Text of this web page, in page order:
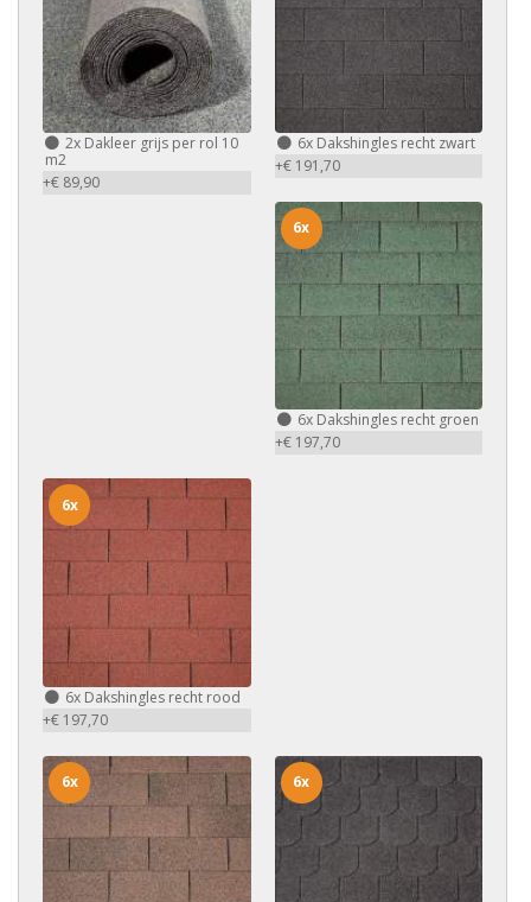
2x Dakleer grijs per rol 10
m2
+€ 89,90
6xDakshingles recht zwart
+€ 191,70
6xDakshingles recht groen
+€ 197,70
6x
6x Dakshingles recht rood
+€ 197,70
6x
6x 6x